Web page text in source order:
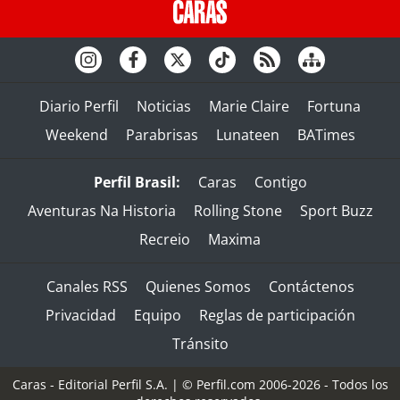
Diario Perfil Noticias Marie Claire
Fortuna
Weekend
Parabrisas Lunateen BATimes
Perfil Brasil: Caras
Contigo
Aventuras Na Historia
Rolling Stone
Sport Buzz
Recreio
Maxima
Canales RSS Quienes Somos
Contáctenos
Privacidad
Equipo
Reglas de participación
Tránsito
Caras - Editorial Perfil S.A. | © Perfil.com 2006-2026 - Todos los